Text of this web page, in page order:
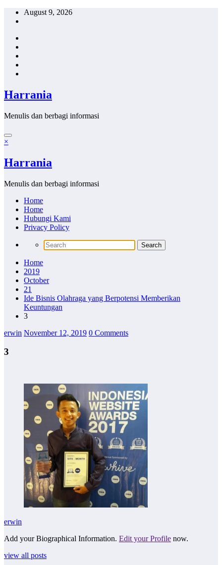
Skip
August 9, 2026
Harrania
Menulis dan berbagi informasi
×
Harrania
Menulis dan berbagi informasi
Home
Home
Hubungi Kami
Privacy Policy
Home
2019
October
21
Ide Bisnis Olahraga yang Berpotensi Memberikan
Keuntungan
3
erwin November 12, 2019 0 Comments
3
erwin
Add your Biographical Information. Edit your Profile now.
view all posts